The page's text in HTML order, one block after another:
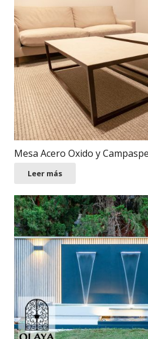
Mesa Acero Oxido y
Leer más